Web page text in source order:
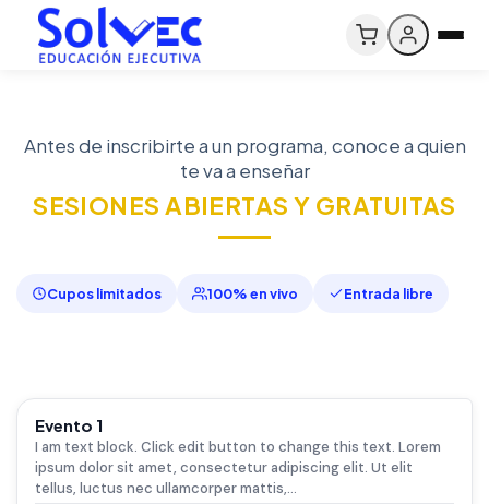
Antes de inscribirte a un programa, conoce a quien
te va a enseñar
SESIONES ABIERTAS Y GRATUITAS
Cupos limitados 100% en vivo Entrada libre
AGO
Evento 1
I am text block. Click edit button to change this text. Lorem
ipsum dolor sit amet, consectetur adipiscing elit. Ut elit
tellus, luctus nec ullamcorper mattis,…